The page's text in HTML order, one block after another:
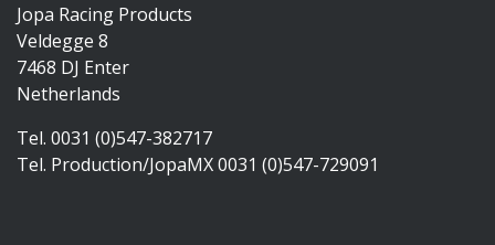
Jopa Racing Products
Veldegge 8
7468 DJ Enter
Netherlands
Tel. 0031 (0)547-382717
Tel. Production/JopaMX 0031 (0)547-729091